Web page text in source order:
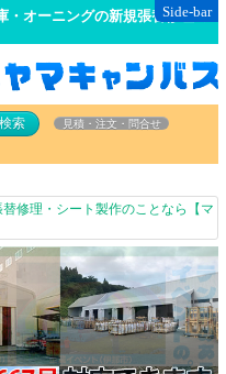
・オーニングの新規張替修理の
見積・注文・問合せ
修理・シート製作のことなら【マ
Side-bar